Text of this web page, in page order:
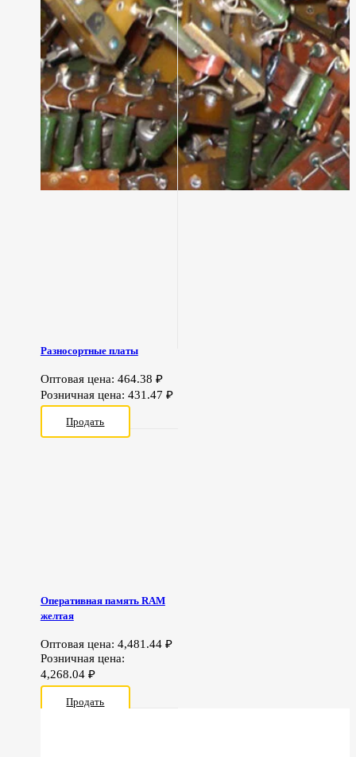
Разносортные платы
Оптовая цена: 464.38 ₽
Розничная цена: 431.47 ₽
Продать
Оперативная память RAM
желтая
Оптовая цена: 4,481.44 ₽
Розничная цена:
4,268.04 ₽
Продать